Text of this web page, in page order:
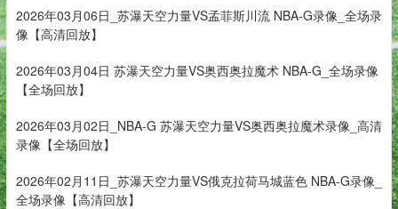
2026年03月06日_苏瀑天空力量VS孟菲斯川流 NBA-G录像_全场录
像【高清回放】
2026年03月04日 苏瀑天空力量VS奥西奥拉魔术 NBA-G_全场录像
【全场回放】
2026年03月02日_NBA-G 苏瀑天空力量VS奥西奥拉魔术录像_高清
录像【全场回放】
2026年02月11日_苏瀑天空力量VS俄克拉荷马城蓝色 NBA-G录像_
全场录像【高清回放】